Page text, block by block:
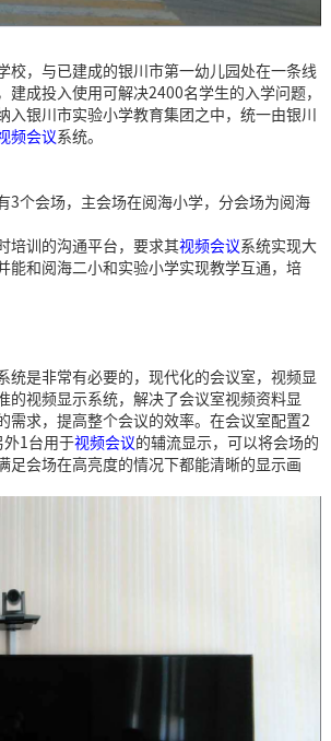
，与已建成的银川市第一幼儿园处在一条线
成投入使用可解决2400名学生的入学问题，
银川市实验小学教育集团之中，统一由银川
频会议系统。
3个会场，主会场在阅海小学，分会场为阅海
培训的沟通平台，要求其视频会议系统实现大
能和阅海二小和实验小学实现教学互通，培
是非常有必要的，现代化的会议室，视频显
视频显示系统，解决了会议室视频资料显
求，提高整个会议的效率。在会议室配置2
1台用于视频会议的辅流显示，可以将会场的
会场在高亮度的情况下都能清晰的显示画